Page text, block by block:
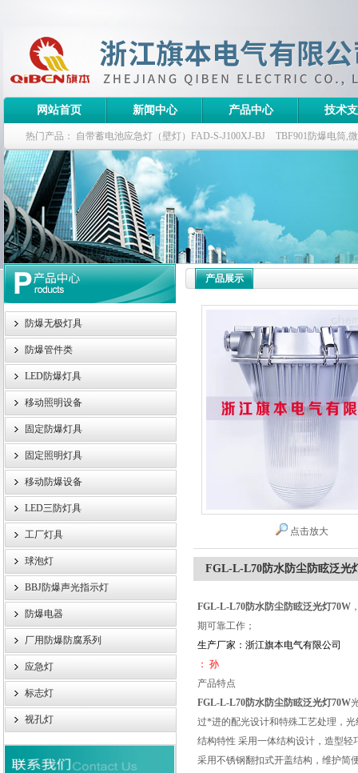
浙江旗本电气有限公司
网站首页 新闻中心 产品中心 技术
热门产品： 自带蓄电池应急灯（壁灯）FAD-S-J100XJ-BJ TBF901防爆电筒,
栏式无极灯 G9960-W120W长寿无极工厂灯,三防无极灯
防爆泛光灯
防爆无极灯具
防爆管件类
LED防爆灯具
移动照明设备
固定防爆灯具
固定照明灯具
移动防爆设备
LED三防灯具
工厂灯具
球泡灯
BBJ防爆声光指示灯
防爆电器
厂用防爆防腐系列
应急灯
标志灯
视孔灯
产品展示
点击放大
FGL-L-L70防水防尘防眩泛光
FGL-L-L70防水防尘防眩泛光灯70W
期可靠工作；
生产厂家：浙江旗本电气有限公司
： 孙
产品特点
FGL-L-L70防水防尘防眩泛光灯70W
过*进的配光设计和特殊工艺处理，
结构特性 采用一体结构设计，造型轻
采用不锈钢翻扣式开盖结构，维护简